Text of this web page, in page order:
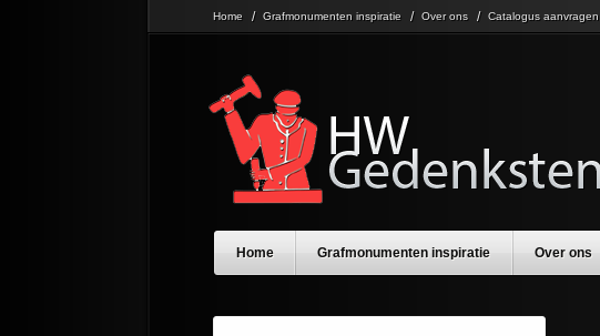
Home Grafmonumenten inspiratie Over ons Catalogus aanvragen
Home Grafmonumenten inspiratie Over ons